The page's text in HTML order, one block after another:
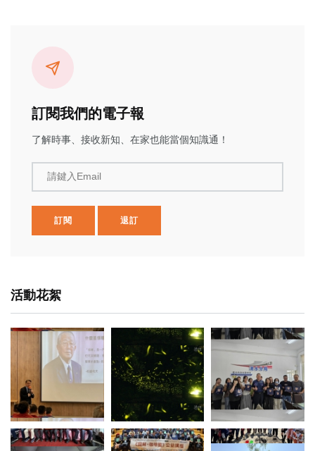
訂閱我們的電子報
了解時事、接收新知、在家也能當個知識通！
請鍵入Email
訂閱 退訂
活動花絮